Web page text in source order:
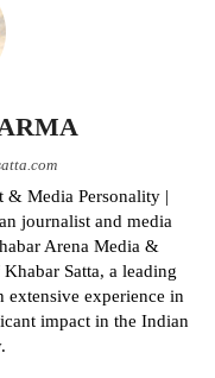
& Media Personality |
journalist and media
Arena Media &
Satta, a leading
extensive experience in
impact in the Indian